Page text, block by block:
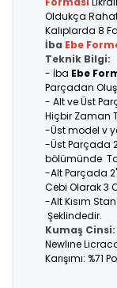
Oldukça
Kalıplarda 8
İba Ebe
Teknik Bilgi:
- İba Ebe
Parçadan
- Alt ve Üst
Hiçbir Zaman
-Üst model v
-Üst Parçada
bölümünde
-Alt Parçada
Cebi Olarak 3
-Alt Kısım
Şeklindedir.
Kumaş Cinsi:
Newlıne
Karışımı: %71